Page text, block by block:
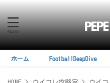
ホーム FootballDeepDive